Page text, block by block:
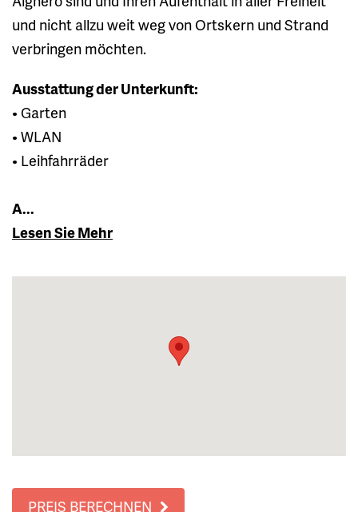
und nicht allzu weit weg von Ortskern und Strand
verbringen möchten.
Ausstattung der Unterkunft:
• Garten
• WLAN
• Leihfahrräder
A...
Lesen Sie Mehr
PREIS BERECHNEN